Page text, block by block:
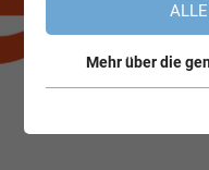
Mehr über die